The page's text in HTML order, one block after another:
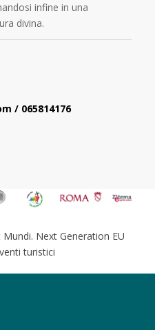
infine in una
divina.
/ 065814176
Mundi. Next Generation EU
turistici